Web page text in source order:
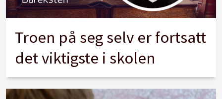
Troen på seg selv er fortsatt
det viktigste i skolen